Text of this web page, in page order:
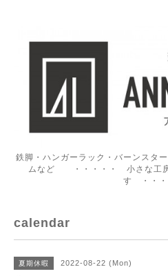
鉄脚・ハンガーラック・バーンスタ
ムなど ・・・・・ 小さな工房
す ・・・
calendar
夏期休暇 2022-08-22 (Mon)